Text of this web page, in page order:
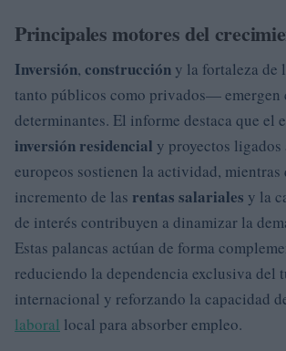
Principales motores del
Inversión, construcción y la fortaleza
tanto públicos como privados— emergen
determinantes. El informe destaca que el
inversión residencial y proyectos ligados
europeos sostienen la actividad, mientras
incremento de las rentas salariales y la
de interés contribuyen a dinamizar la
Estas palancas actúan de forma
reduciendo la dependencia exclusiva del
internacional y reforzando la capacidad
laboral local para absorber empleo.